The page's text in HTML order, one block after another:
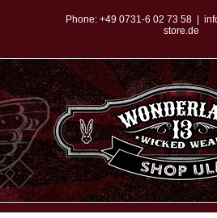
springen
Phone: +49 0731-6 02 73 58
store.de